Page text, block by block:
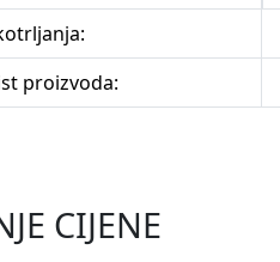
proizvoda:
CIJENE